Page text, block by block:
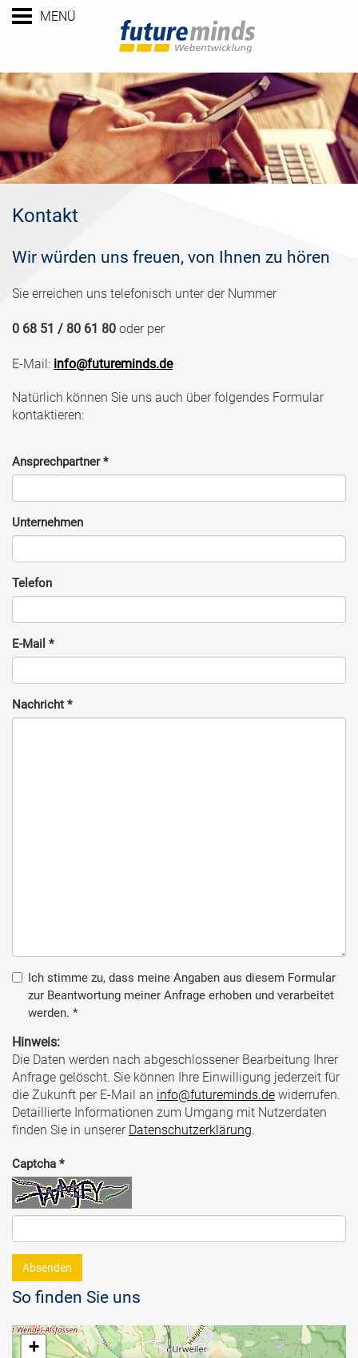
Kontakt
Wir würden uns freuen, von Ihnen zu hören
Sie erreichen uns telefonisch unter der Nummer
0 68 51 / 80 61 80 oder per
E-Mail: info@futureminds.de
Natürlich können Sie uns auch über folgendes Formular
kontaktieren:
Ansprechpartner*
Unternehmen
Telefon
E-Mail *
Nachricht *
Ich stimme zu, dass meine Angaben aus diesem Formular
zur Beantwortung meiner Anfrage erhoben und verarbeitet
werden. *
Hinweis:
Die Daten werden nach abgeschlossener Bearbeitung Ihrer
Anfrage gelöscht. Sie können Ihre Einwilligung jederzeit für
die Zukunft per E-Mail an info@futureminds.de widerrufen.
Detaillierte Informationen zum Umgang mit Nutzerdaten
finden Sie in unserer Datenschutzerklärung.
Captcha *
Absenden
So finden Sie uns
+